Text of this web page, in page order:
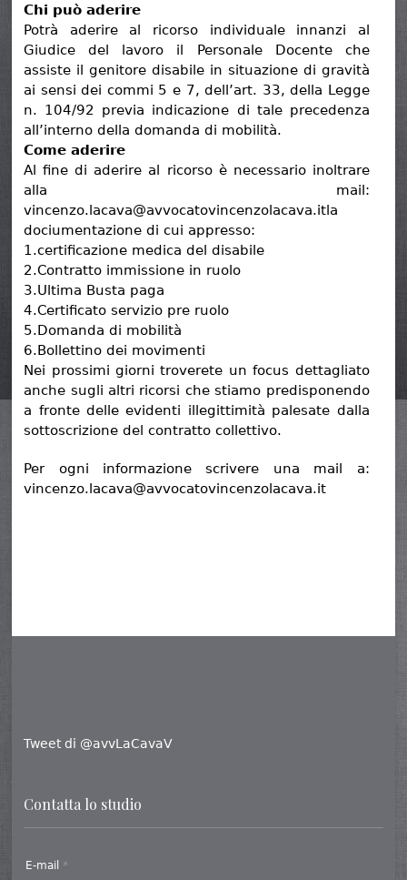
Chi può aderire
Potrà aderire al ricorso individuale innanzi al
Giudice del lavoro il Personale Docente che
assiste il genitore disabile in situazione di gravità
ai sensi dei commi 5 e 7, dell’art. 33, della Legge
n. 104/92 previa indicazione di tale precedenza
all’interno della domanda di mobilità.
Come aderire
Al fine di aderire al ricorso è necessario inoltrare
alla mail:
vincenzo.lacava@avvocatovincenzolacava.itla
dociumentazione di cui appresso:
1.certificazione medica del disabile
2.Contratto immissione in ruolo
3.Ultima Busta paga
4.Certificato servizio pre ruolo
5.Domanda di mobilità
6.Bollettino dei movimenti
Nei prossimi giorni troverete un focus dettagliato
anche sugli altri ricorsi che stiamo predisponendo
a fronte delle evidenti illegittimità palesate dalla
sottoscrizione del contratto collettivo.
Per ogni informazione scrivere una mail a:
vincenzo.lacava@avvocatovincenzolacava.it
Tweet di @avvLaCavaV
Contatta lo studio
E-mail *